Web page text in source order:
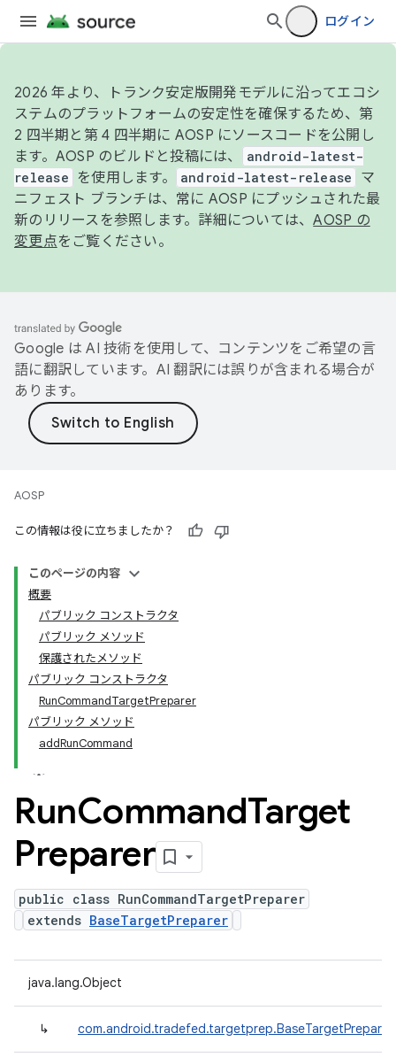
ログイン
2026 年より、トランク安定版開発モデルに沿ってエコシ
ステムのプラットフォームの安定性を確保するため、第
2 四半期と第 4 四半期に AOSP にソースコードを公開し
ます。AOSP のビルドと投稿には、
android-latest-
release
を使用します。 android-latest-release
マ
ニフェスト ブランチは、常に AOSP にプッシュされた最
新のリリースを参照します。詳細については、AOSP の
変更点をご覧ください。
Google は AI 技術を使用して、コンテンツをご希望の言
語に翻訳しています。AI 翻訳には誤りが含まれる場合が
あります。
AOSP
この情報は役に立ちましたか？
このページの内容
概要
パブリック コンストラクタ
パブリック メソッド
保護されたメソッド
パブリック コンストラクタ
RunCommandTargetPreparer
パブリック メソッド
addRunCommand
RunCommandTarget
Preparer
public class RunCommandTargetPreparer
extends BaseTargetPreparer
java.lang.Object
↳ com.android.tradefed.targetprep.BaseTargetPreparer